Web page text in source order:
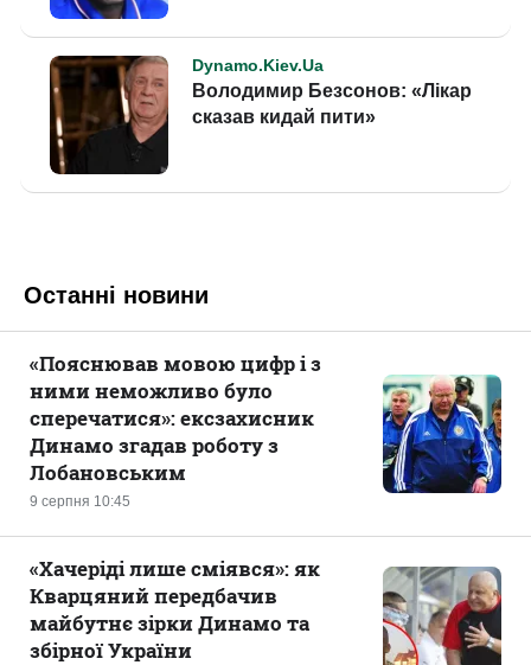
Останні новини
9 серпня 10:45
«Пояснював мовою цифр і з
ними неможливо було
сперечатися»: ексзахисник
Динамо згадав роботу з
Лобановським
«Хачеріді лише сміявся»: як
Кварцяний передбачив
майбутнє зірки Динамо та
збірної України